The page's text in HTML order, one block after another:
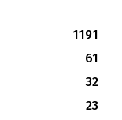
1191
61
32
23